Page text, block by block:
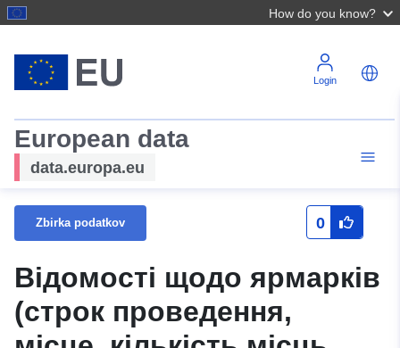
How do you know?
Login
European data
data.europa.eu
Zbirka podatkov 0
Відомості щодо ярмарків
(строк проведення,